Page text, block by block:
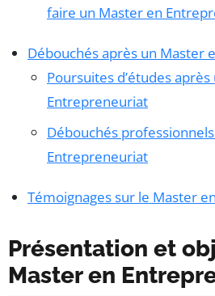
faire un Master en
Débouchés après un Master
Poursuites d’études
Entrepreneuriat
Débouchés
Entrepreneuriat
Témoignages sur le Master
Présentation et
Master en